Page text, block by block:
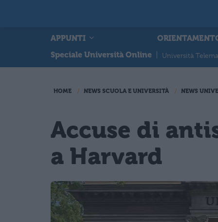
APPUNTI
Speciale Università Online
Università
HOME NEWS SCUOLA E UNIVERSITÀ NEWS
Accuse di
a Harvard